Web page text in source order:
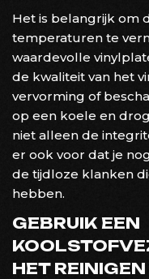
Het is belangrijk om
temperaturen te
waardevolle
de kwaliteit van het
vervorming of
op een koele en
niet alleen de
er ook voor dat je
de tijdloze klanken
hebben.
GEBRUIK EEN
HET